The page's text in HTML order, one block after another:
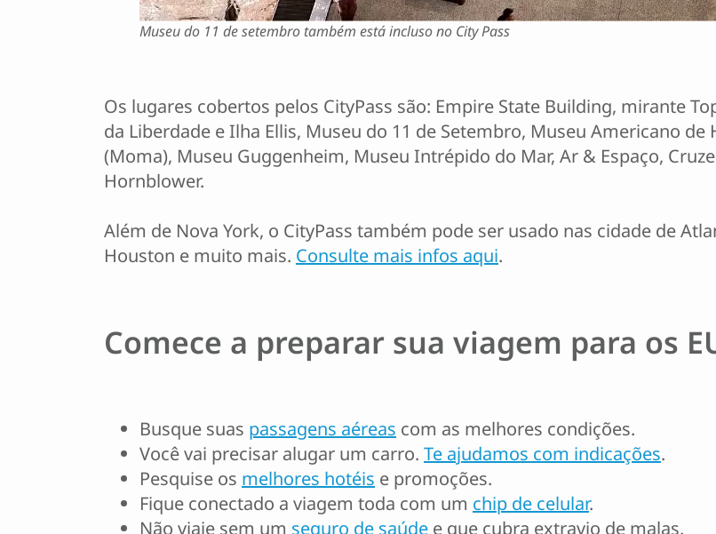
Museu do 11 de setembro também está incluso no City Pass
Os lugares cobertos pelos CityPass são: Empire State Building, mirante
da Liberdade e Ilha Ellis, Museu do 11 de Setembro, Museu Americano
(Moma), Museu Guggenheim, Museu Intrépido do Mar, Ar & Espaço,
Hornblower.
Além de Nova York, o CityPass também pode ser usado nas cidade de
Houston e muito mais. Consulte mais infos aqui.
Comece a preparar sua viagem para os
Busque suas passagens aéreas com as melhores condições.
Você vai precisar alugar um carro. Te ajudamos com indicações.
Pesquise os melhores hotéis e promoções.
Fique conectado a viagem toda com um chip de celular.
Não viaje sem um seguro de saúde e que cubra extravio de malas.